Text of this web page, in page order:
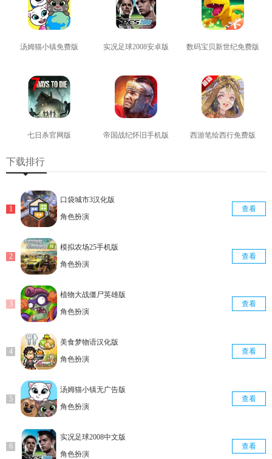
汤姆猫小镇免费版 实况足球2008安卓版 数码宝贝新世纪免费版
七日杀官网版 帝国战纪怀旧手机版 西游笔绘西行免费版
下载排行
口袋城市3汉化版
角色扮演
查看
模拟农场25手机版
角色扮演
查看
植物大战僵尸英雄版
角色扮演
查看
美食梦物语汉化版
角色扮演
查看
汤姆猫小镇无广告版
角色扮演
查看
实况足球2008中文版
角色扮演
查看